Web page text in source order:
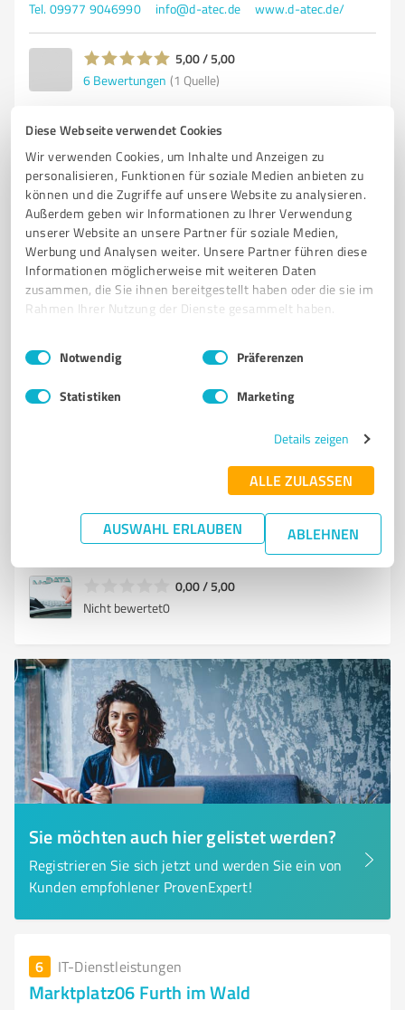
Diese Webseite verwendet Cookies
Wir verwenden Cookies, um Inhalte und Anzeigen zu
personalisieren, Funktionen für soziale Medien anbieten zu
können und die Zugriffe auf unsere Website zu analysieren.
Außerdem geben wir Informationen zu Ihrer Verwendung
unserer Website an unsere Partner für soziale Medien,
Werbung und Analysen weiter. Unsere Partner führen diese
Informationen möglicherweise mit weiteren Daten
zusammen, die Sie ihnen bereitgestellt haben oder die sie im
Rahmen Ihrer Nutzung der Dienste gesammelt haben.
Impressum Datenschutzbestimmungen
Einwilligungsauswahl
Notwendig Präferenzen
Statistiken Marketing
Details zeigen
ALLE ZULASSEN
AUSWAHL ERLAUBEN ABLEHNEN
Tel. 09977 9046990 info@d-atec.de www.d-atec.de/
5,00 / 5,00
6 Bewertungen (1 Quelle)
5 IT-Dienstleistungen
McDATA Buchhaltung* Waldmünchen -
Nicole Schiedermeier
McDATA Buchhaltung* Waldmünchen - Nicole
Schiedermeier
BUCHHALTUNG* BUCHHALTER* BUCHFÜHRUNG*
BUCHHALTUNGSBÜRO* * = GEMÄSS § 6 STBERG NUR DIE VERBUCHUNG
Schulstrasse 43c, 93449 Waldmünchen
Tel. +49 162 9168970
schiedermeier@mcdata.de
www.mcdata.de/
0,00 / 5,00
Nicht bewertet0
Sie möchten auch hier gelistet werden?
Registrieren Sie sich jetzt und werden Sie ein von
Kunden empfohlener ProvenExpert!
6 IT-Dienstleistungen
Marktplatz06 Furth im Wald